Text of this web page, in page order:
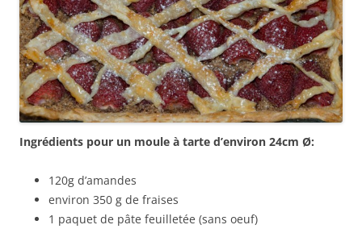
Ingrédients pour un moule à tarte d’environ 24cm Ø:
120g d’amandes
environ 350 g de fraises
1 paquet de pâte feuilletée (sans oeuf)